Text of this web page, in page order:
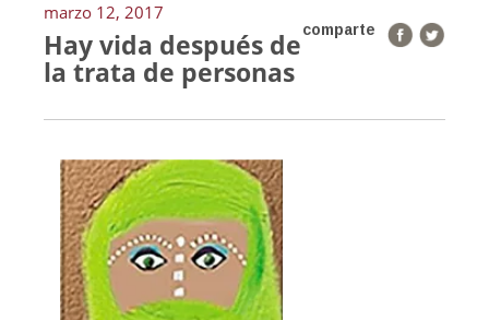
marzo 12, 2017
comparte
Hay vida después de
la trata de personas